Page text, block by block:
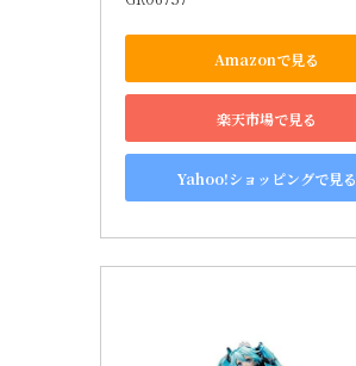
Amazonで見る
楽天市場で見る
Yahoo!ショッピングで見る